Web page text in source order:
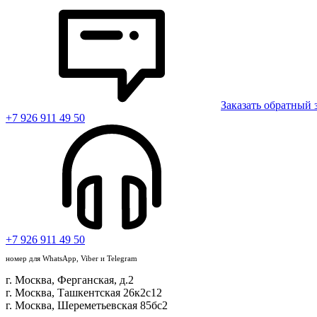
Заказать обратный
+7 926 911 49 50
+7 926 911 49 50
номер для WhatsApp, Viber и Telegram
г. Москва, Ферганская, д.2
г. Москва, Ташкентская 26к2с12
г. Москва, Шереметьевская 85бс2